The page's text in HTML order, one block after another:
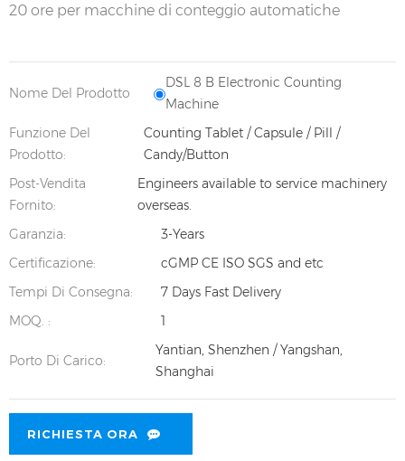
20 ore per macchine di conteggio automatiche
Nome Del Prodotto
DSL 8 B Electronic Counting
Machine
Funzione Del
Prodotto:
Counting Tablet / Capsule / Pill /
Candy/Button
Post-Vendita
Fornito:
Engineers available to service machinery
overseas.
Garanzia:
3-Years
Certificazione:
cGMP CE ISO SGS and etc
Tempi Di Consegna:
7 Days Fast Delivery
MOQ. :
1
Porto Di Carico:
Yantian, Shenzhen / Yangshan,
Shanghai
RICHIESTA ORA